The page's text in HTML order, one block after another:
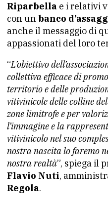
Riparbella e i relativi
con un banco
anche il messaggio di
appassionati del loro
“L’obiettivo
collettiva efficace di
territorio e delle
vitivinicole delle colline
zone limitrofe e per
l’immagine e la
vitivinicolo nel suo
nostra nascita lo faremo
nostra realtà”, spiega il
Flavio Nuti,
Regola.